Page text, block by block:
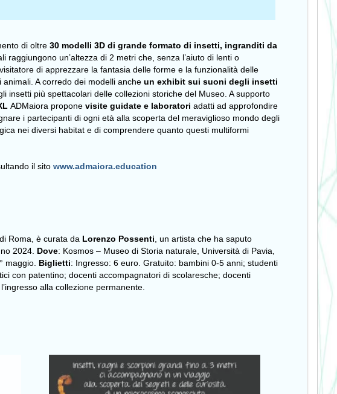
di oltre30 modelli 3D di grande formato di insetti, ingranditi da
raggiungono un’altezza di 2 metri che, senza l’aiuto di lenti o
di apprezzare la fantasia delle forme e la funzionalità delle
A corredo dei modelli ancheun exhibit sui suoni degli insetti
insetti più spettacolari delle collezioni storiche del Museo. A supporto
ADMaiora proponevisite guidate e laboratori adatti ad approfondire
i partecipanti di ogni età alla scoperta del meraviglioso mondo degli
nei diversi habitat e di comprendere quanto questi multiformi
il sito www.admaiora.education
di Roma, è curata da Lorenzo Possenti , un artista che ha saputo
2024. Dove: Kosmos – Museo di Storia naturale, Università di Pavia,
maggio. Biglietti: Ingresso: 6 euro. Gratuito: bambini 0-5 anni; studenti
con patentino; docenti accompagnatori di scolaresche; docenti
alla collezione permanente.